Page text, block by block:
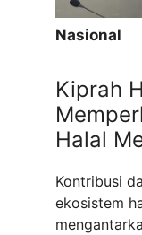
Nasional
Kiprah
Halal
Kontribusi
ekosistem